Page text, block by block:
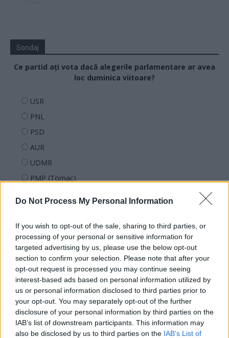
Do Not Process My Personal Information
If you wish to opt-out of the sale, sharing to third parties, or
processing of your personal or sensitive information for
targeted advertising by us, please use the below opt-out
section to confirm your selection. Please note that after your
opt-out request is processed you may continue seeing
interest-based ads based on personal information utilized by
us or personal information disclosed to third parties prior to
your opt-out. You may separately opt-out of the further
disclosure of your personal information by third parties on the
IAB’s list of downstream participants. This information may
also be disclosed by us to third parties on the IAB’s List of
Sondaj
Ce partid ați vota dacă alegerile parlamentare ar avea
loc duminica viitoare?
USR
PNL
PSD
AUR
UDMR
PMP (Tomac)
REPER
SENS
SOS (Șoșoacă)
POT (Gavrilă)
PACE (Peia)
Acțiunea Conservatoare (Târziu)
PDF (Lazarus)
PUSL (D. Voiculescu)